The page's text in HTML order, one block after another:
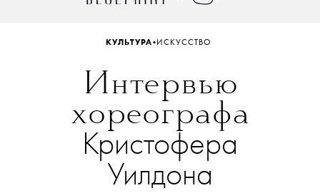
КУЛЬТУРА•ИСКУССТВО
Интервью
хореографа
Кристофера
Уилдона